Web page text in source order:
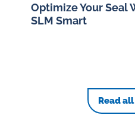
Optimize Your Seal
SLM Smart
Read